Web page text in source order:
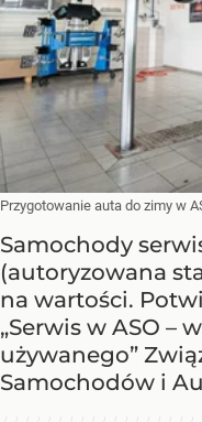
Przygotowanie auta do zimy w
Samochody
(autoryzowana
na wartości.
„Serwis w ASO –
używanego”
Samochodów i